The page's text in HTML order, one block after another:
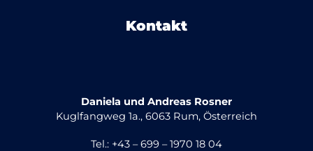
Kontakt
Daniela und Andreas Rosner
Kuglfangweg 1a., 6063 Rum, Österreich
Tel.: +43 – 699 – 1970 18 04